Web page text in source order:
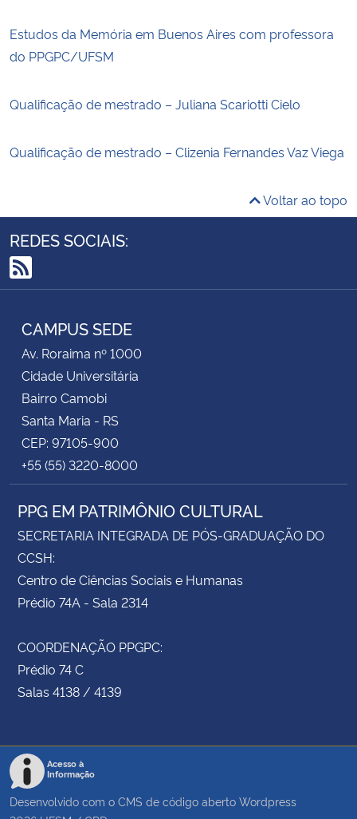
Estudos da Memória em Buenos Aires com professora
do PPGPC/UFSM
Qualificação de mestrado – Juliana Scariotti Cielo
Qualificação de mestrado – Clizenia Fernandes Vaz Viega
Voltar ao topo
REDES SOCIAIS:
RSS
CAMPUS SEDE
Av. Roraima nº 1000
Cidade Universitária
Bairro Camobi
Santa Maria - RS
CEP: 97105-900
+55 (55) 3220-8000
PPG EM PATRIMÔNIO CULTURAL
SECRETARIA INTEGRADA DE PÓS-GRADUAÇÃO DO
CCSH:
Centro de Ciências Sociais e Humanas
Prédio 74A - Sala 2314
COORDENAÇÃO PPGPC:
Prédio 74 C
Salas 4138 / 4139
Acesso à
Informação
Desenvolvido com o CMS de código aberto Wordpress